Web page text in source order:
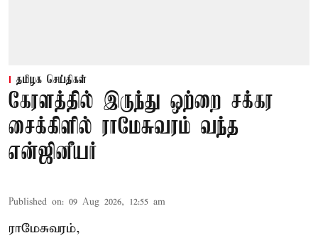
தமிழக செய்திகள்
கேரளத்தில் இருந்து ஒற்றை சக்கர
சைக்கிளில் ராமேசுவரம் வந்த
என்ஜினீயர்
Published on: 09 Aug 2026, 12:55 am
ராமேசுவரம்,